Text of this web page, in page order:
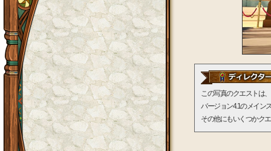
この写真のクエストは
バージョン4.1のメイン
その他にもいくつかク